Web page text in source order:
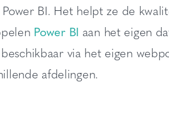
BI. Het helpt ze de
Power BI aan het eigen
via het eigen
afdelingen.